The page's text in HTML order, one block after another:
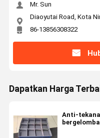
Mr. Sun
Diaoyutai Road, Kota
86-13856308322
Dapatkan Harga
Anti-